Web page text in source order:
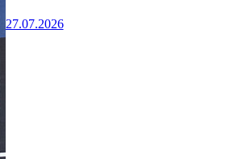
27.07.2026